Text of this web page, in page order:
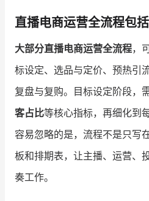
直播电商运营全流程包括
大部分直播电商运营全流程，
标设定、选品与定价、预热引
复盘与复购。目标设定阶段，
客占比等核心指标，再细化到
容易忽略的是，流程不是只写
板和排期表，让主播、运营、投
奏工作。